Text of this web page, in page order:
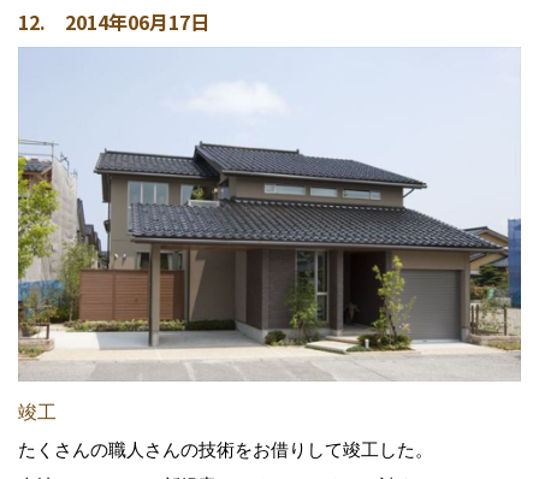
12. 2014年06月17日
竣工
たくさんの職人さんの技術をお借りして竣工した。